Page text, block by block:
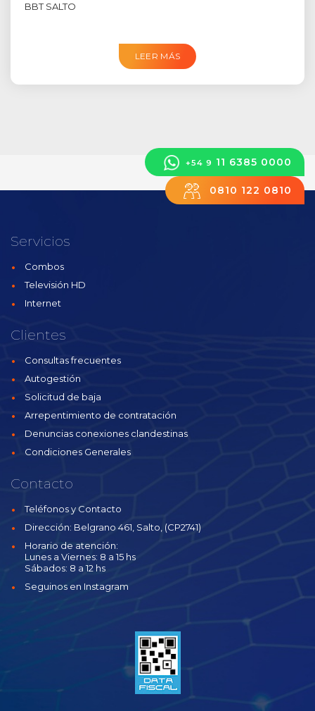
BBT SALTO
LEER MÁS
0810 122 0810
+54 9 11 6385 0000
Servicios
Combos
Televisión HD
Internet
Clientes
Consultas frecuentes
Autogestión
Solicitud de baja
Arrepentimiento de contratación
Denuncias conexiones clandestinas
Condiciones Generales
Contacto
Teléfonos y Contacto
Dirección: Belgrano 461, Salto, (CP2741)
Horario de atención:
Lunes a Viernes: 8 a 15 hs
Sábados: 8 a 12 hs
Seguinos en Instagram